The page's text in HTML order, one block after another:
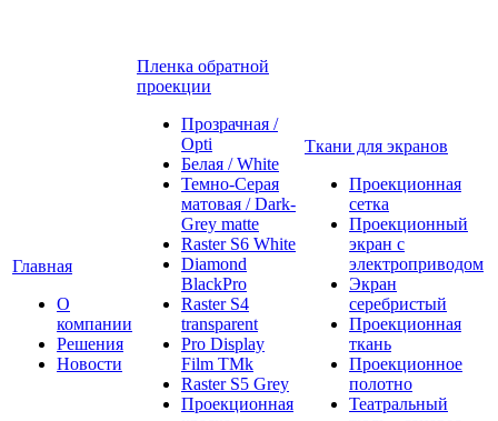
Главная
О
компании
Решения
Новости
Пленка обратной
проекции
Прозрачная /
Opti
Белая / White
Темно-Серая
матовая / Dark-
Grey matte
Raster S6 White
Diamond
BlackPro
Raster S4
transparent
Pro Display
Film ТМk
Raster S5 Grey
Проекционная
Ткани для экранов
Проекционная
сетка
Проекционный
экран с
электроприводом
Экран
серебристый
Проекционная
ткань
Проекционное
полотно
Театральный